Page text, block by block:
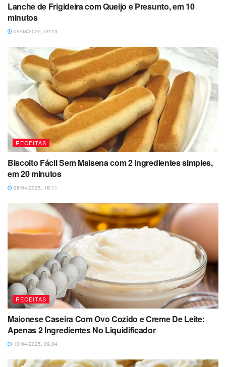
Lanche de Frigideira com Queijo e Presunto, em 10
minutos
09/08/2025, 09:13
RECEITAS
Biscoito Fácil Sem Maisena com 2 ingredientes simples,
em 20 minutos
08/04/2025, 18:11
RECEITAS
Maionese Caseira Com Ovo Cozido e Creme De Leite:
Apenas 2 Ingredientes No Liquidificador
10/04/2025, 09:04